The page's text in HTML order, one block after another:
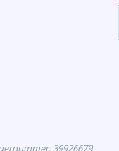
39926679